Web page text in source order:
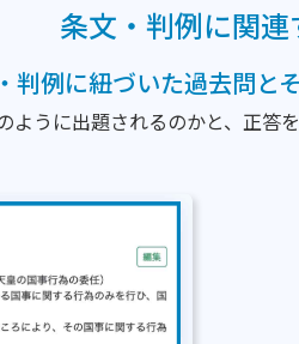
条文・判例に関
判例に紐づいた過去問と
ように出題されるのかと、正答